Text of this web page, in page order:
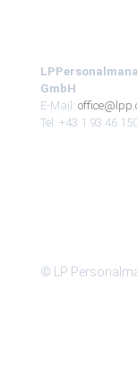
GmbH
E-Mail:
Tel: +43 1 93 46
© LP